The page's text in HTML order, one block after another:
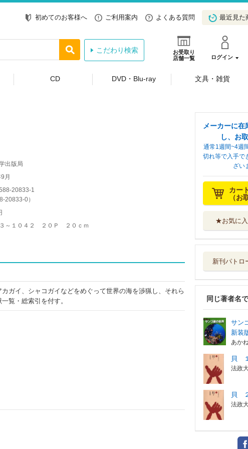
初めてのお客様へ ご利用案内 よくある質問 最近見た
お受取り
店舗一覧
ログイン
こだわり検索
CD DVD・Blu-ray 文具・雑貨
出版局
月
20833-1
20833-0）
３～１０４２ ２０Ｐ ２０ｃｍ
ガイ、シャコガイなどをめぐって世界の海を渉猟し、それら
覧・総索引を付す。
メーカーに在
し、お
通常1週間~4
切れ等で入手で
ざい
カー
（お
★お気に
新刊パトロ
同じ著者名
サン
新装
あか
貝
法政
貝
法政